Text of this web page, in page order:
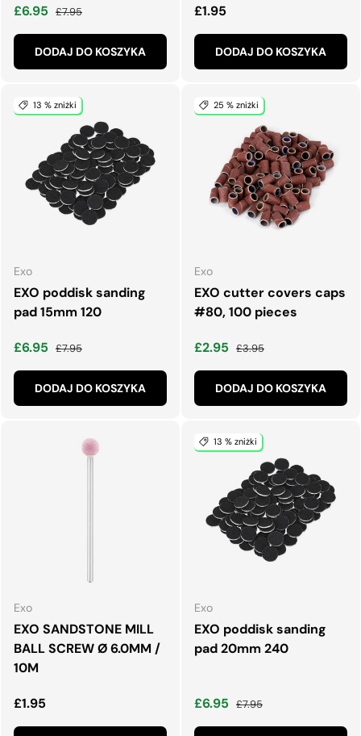
Cena wyprzedaży
£6.95 Normalna cena
£7.95
DODAJ DO KOSZYKA
Normalna cena
£1.95
DODAJ DO KOSZYKA
13 % zniżki
Exo
EXO poddisk sanding
pad 15mm 120
Cena wyprzedaży
£6.95 Normalna cena
£7.95
DODAJ DO KOSZYKA
25 % zniżki
Exo
EXO cutter covers caps
#80, 100 pieces
Cena wyprzedaży
£2.95 Normalna cena
£3.95
DODAJ DO KOSZYKA
Exo
EXO SANDSTONE MILL
BALL SCREW Ø 6.0MM /
10M
Normalna cena
£1.95
13 % zniżki
Exo
EXO poddisk sanding
pad 20mm 240
Cena wyprzedaży
£6.95 Normalna cena
£7.95